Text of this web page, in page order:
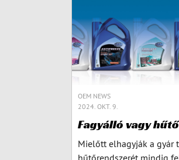
OEM NEWS
2024. OKT. 9.
Fagyálló vagy
Mielőtt elhagyják a gyár